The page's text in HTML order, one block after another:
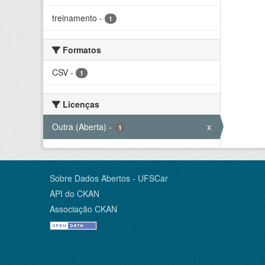
treinamento - 1
Formatos
CSV - 1
Licenças
Outra (Aberta) - 1 x
Sobre Dados Abertos - UFSCar
API do CKAN
Associação CKAN